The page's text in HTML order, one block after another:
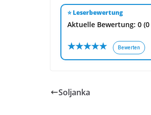
⭐ Leserbewertung
Aktuelle Bewertung: 0
★★★★★ Bewerten
Soljanka